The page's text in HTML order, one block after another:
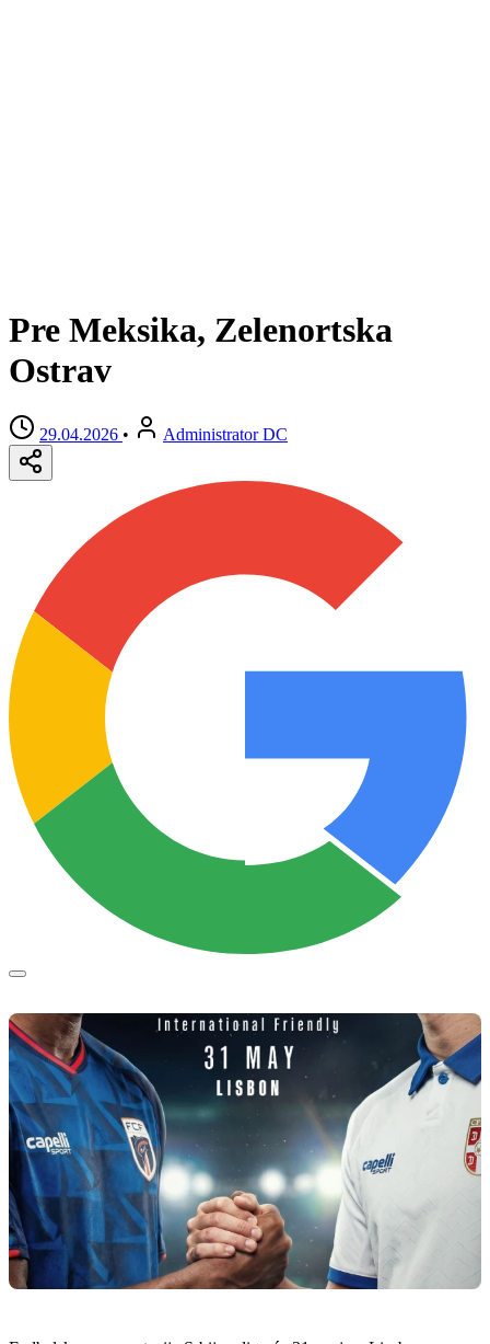
Pre Meksika, Zelenortska
Ostrav
29.04.2026 • Administrator DC